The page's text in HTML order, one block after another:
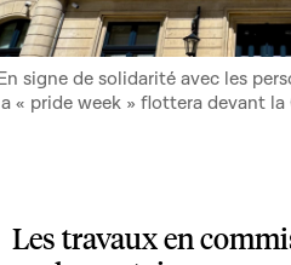
signe de solidarité avec les
« pride week » flottera devant
Les travaux en